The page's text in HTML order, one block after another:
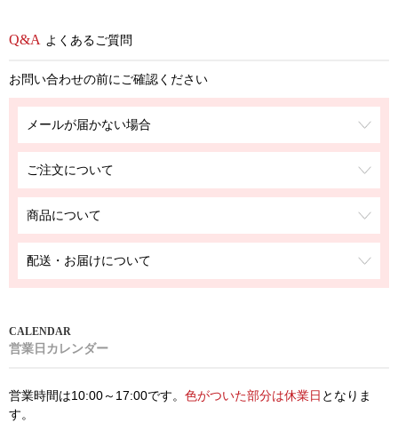
よくあるご質問
お問い合わせの前にご確認ください
メールが届かない場合
ご注文について
商品について
配送・お届けについて
営業日カレンダー
営業時間は10:00～17:00です。 色がついた部分は休業日 となりま
す。